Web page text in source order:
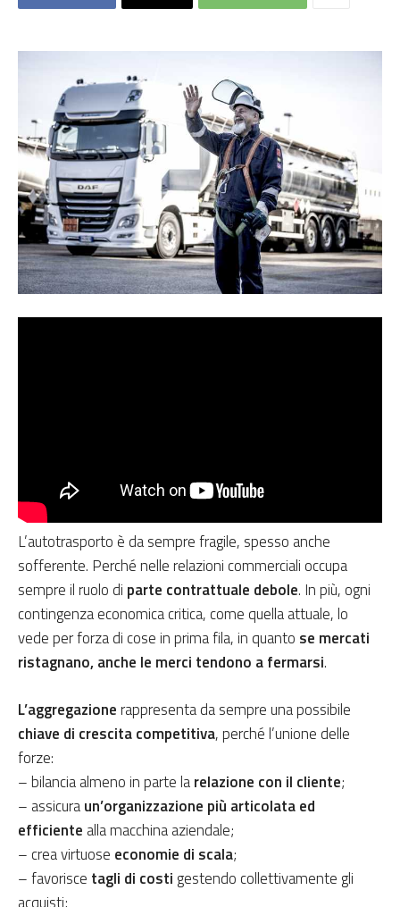
L’autotrasporto è da sempre fragile, spesso anche
sofferente. Perché nelle relazioni commerciali occupa
sempre il ruolo di parte contrattuale debole. In più, ogni
contingenza economica critica, come quella attuale, lo
vede per forza di cose in prima fila, in quanto se mercati
ristagnano, anche le merci tendono a fermarsi.
L’aggregazionerappresenta da sempre una possibile
chiave di crescita competitiva, perché l’unione delle
forze:
– bilancia almeno in parte larelazione con il cliente;
– assicuraun’organizzazione più articolata ed
efficiente alla macchina aziendale;
– crea virtuose economie di scala;
– favorisce tagli di costi gestendo collettivamente gli